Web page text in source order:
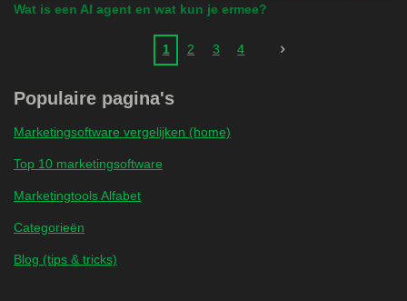
Wat is een AI agent en wat kun je ermee?
1 2 3 4
Populaire pagina's
Marketingsoftware vergelijken (home)
Top 10 marketingsoftware
Marketingtools Alfabet
Categorieën
Blog (tips & tricks)